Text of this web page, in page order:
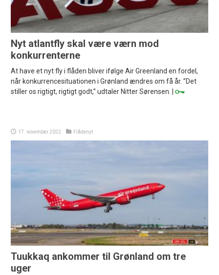
Nyt atlantfly skal være værn mod
konkurrenterne
At have et nyt fly i flåden bliver ifølge Air Greenland en fordel,
når konkurrencesituationen i Grønland ændres om få år. ”Det
stiller os rigtigt, rigtigt godt,” udtaler Nitter Sørensen. |
17. november 2022 Flådenyt
Tuukkaq ankommer til Grønland om tre
uger